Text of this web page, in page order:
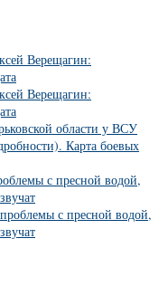
Верещагин:
Верещагин:
области у ВСУ
Карта боевых
с пресной водой,
с пресной водой,